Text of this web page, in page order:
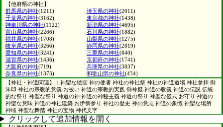
【他府県の神社】
群馬県の神社(1211) 埼玉県の神社(2011)
千葉県の神社(3162) 東京都の神社(1438)
神奈川県の神社(1122) 新潟県の神社(4695)
富山県の神社(2266) 石川県の神社(1882)
福井県の神社(1708) 山梨県の神社(1275)
岐阜県の神社(3266) 静岡県の神社(2819)
愛知県の神社(3241) 三重県の神社(840)
滋賀県の神社(1436) 京都府の神社(1741)
大阪府の神社(719) 兵庫県の神社(3837)
奈良県の神社(1373) 和歌山県の神社(434)
【神社・神道関連】：神聖な絵画 神の使者 神社の神社祭 神社の神道道場 神社参拝 御
朱印 神社の宗教的意義 お祓い 神道の宗教的実践 御神籤 神道の教義 神道の伝説 伝統
的な祭り 神聖な祭り 神道の神 神道の神秘主義 神道の祭り 神聖な儀式 お守り 神道の
神聖な意味 神道の神社建築 お伊勢参り 神社の歴史 神の意志 神道の象徴 神聖な場所
神域 神聖な舞踏 神社の宝物 神代文字
クリックして追加情報を開く